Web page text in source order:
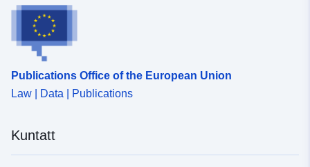
Publications Office of the European Union
Law | Data | Publications
Kuntatt